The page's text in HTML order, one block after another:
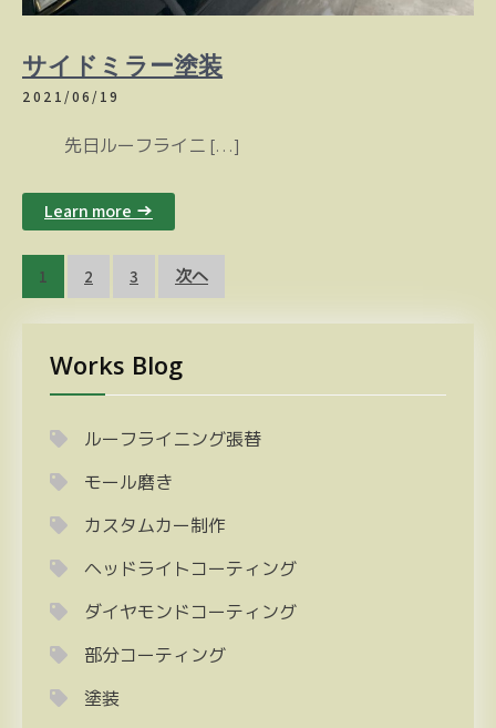
サイドミラー塗装
2021/06/19
先日ルーフライニ […]
Learn more →
投
稿
の
ペ
ジ
送
り
1 2 3 次へ
Works Blog
ルーフライニング張替
モール磨き
カスタムカー制作
ヘッドライトコーティング
ダイヤモンドコーティング
部分コーティング
塗装